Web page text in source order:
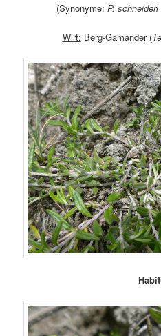
(Synonyme: P. schneideri
Wirt: Berg-Gamander (